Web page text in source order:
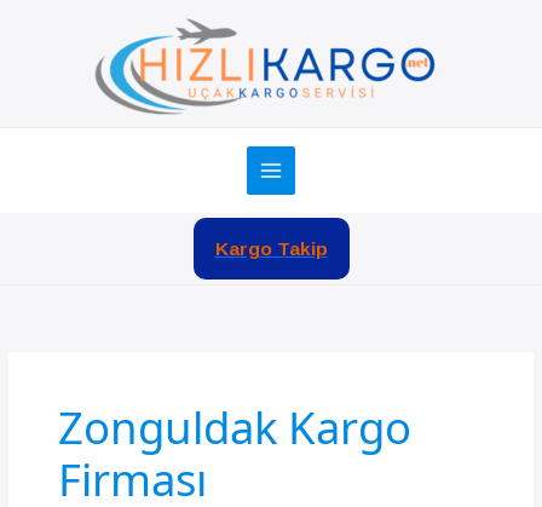
Kargo Takip
Zonguldak Kargo
Firması